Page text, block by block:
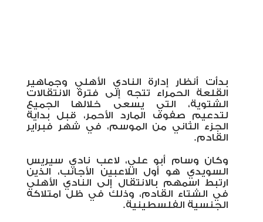
بدأت أنظار إدارة النادي الأهلي وجماهير
القلعة الحمراء تتجه إلى فترة الانتقالات
الشتوية، التي يسعى خلالها الجميع
لتدعيم صفوف المارد الأحمر، قبل بداية
الجزء الثاني من الموسم، في شهر فبراير
القادم.
وكان وسام أبو علي، لاعب نادي سيريس
السويدي هو أول اللاعبين الأجانب، الذين
ارتبط اسمهم بالانتقال إلى النادي الأهلي
في الشتاء القادم، وذلك في ظل امتلاكه
الجنسية الفلسطينية.